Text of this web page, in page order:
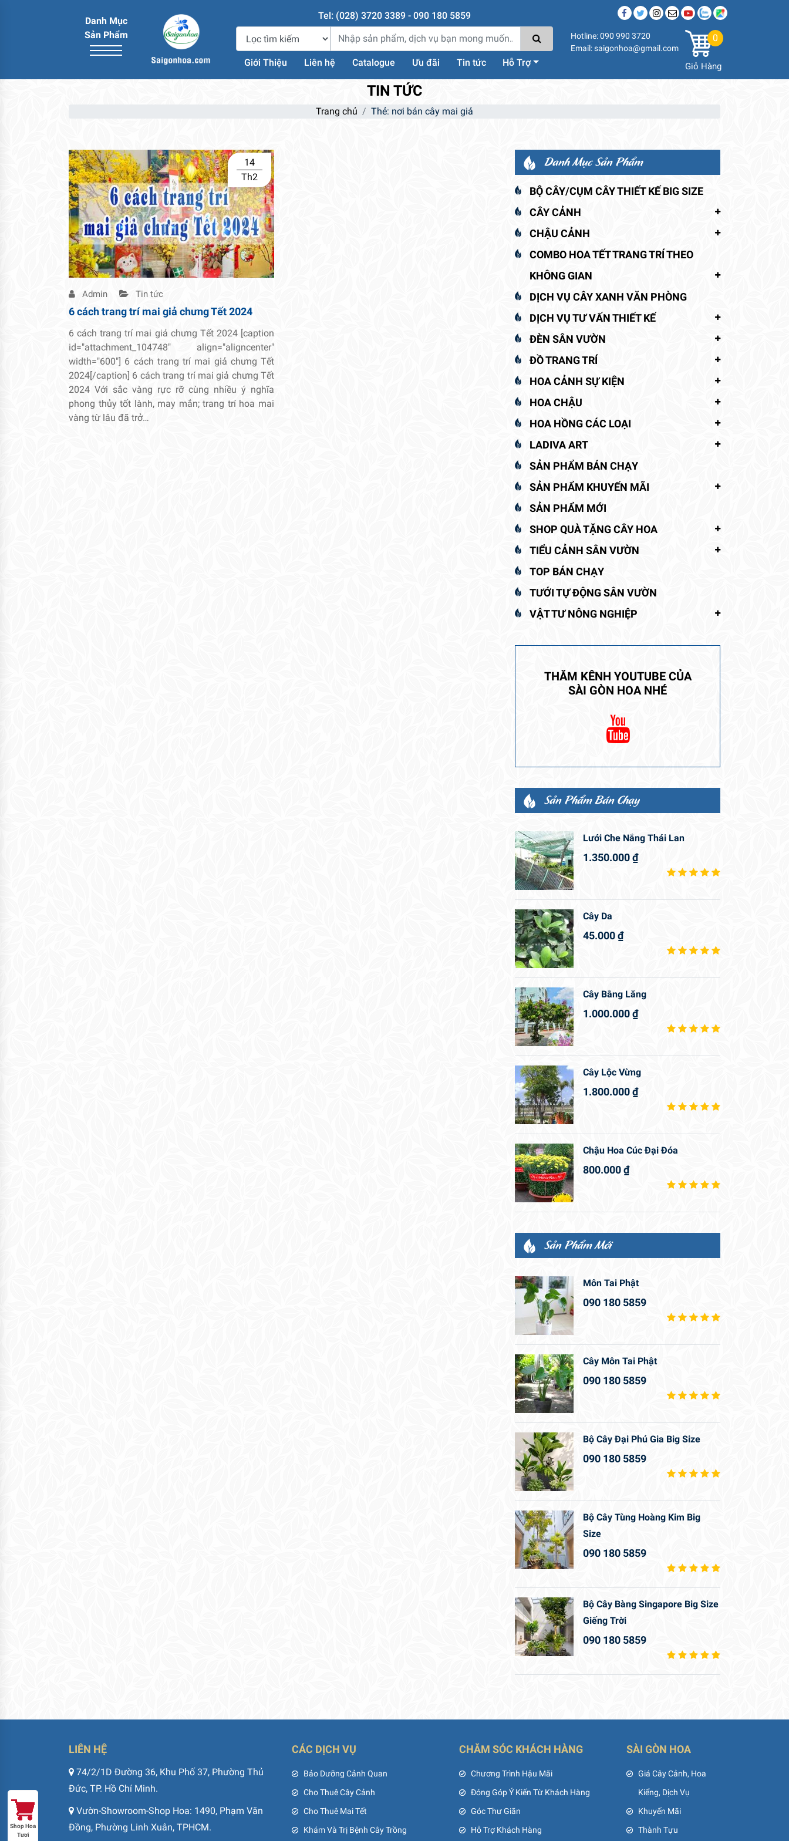
Danh Mục
Sản Phẩm
Tel: (028) 3720 3389 - 090 180 5859
Giới Thiệu Liên hệ Catalogue Ưu đãi Tin tức Hỗ Trợ
Hotline: 090 990 3720
Email: saigonhoa@gmail.com
0
Giỏ Hàng
TIN TỨC
Trang chủ Thẻ: nơi bán cây mai giả
14
Th2
Admin Tin tức
6 cách trang trí mai giả chưng Tết 2024
6 cách trang trí mai giả chưng Tết 2024 [caption
id="attachment_104748" align="aligncenter"
width="600"] 6 cách trang trí mai giả chưng Tết
2024[/caption] 6 cách trang trí mai giả chưng Tết
2024 Với sắc vàng rực rỡ cùng nhiều ý nghĩa
phong thủy tốt lành, may mắn; trang trí hoa mai
vàng từ lâu đã trở…
Danh Mục Sản Phẩm
BỘ CÂY/CỤM CÂY THIẾT KẾ BIG SIZE
CÂY CẢNH
CHẬU CẢNH
COMBO HOA TẾT TRANG TRÍ THEO
KHÔNG GIAN
DỊCH VỤ CÂY XANH VĂN PHÒNG
DỊCH VỤ TƯ VẤN THIẾT KẾ
ĐÈN SÂN VƯỜN
ĐỒ TRANG TRÍ
HOA CẢNH SỰ KIỆN
HOA CHẬU
HOA HỒNG CÁC LOẠI
LADIVA ART
SẢN PHẨM BÁN CHẠY
SẢN PHẨM KHUYẾN MÃI
SẢN PHẨM MỚI
SHOP QUÀ TẶNG CÂY HOA
TIỂU CẢNH SÂN VƯỜN
TOP BÁN CHẠY
TƯỚI TỰ ĐỘNG SÂN VƯỜN
VẬT TƯ NÔNG NGHIỆP
THĂM KÊNH YOUTUBE CỦA
SÀI GÒN HOA NHÉ
Sản Phẩm Bán Chạy
Lưới Che Nắng Thái Lan
1.350.000₫
Cây Da
45.000₫
Cây Bằng Lăng
1.000.000₫
Cây Lộc Vừng
1.800.000₫
Chậu Hoa Cúc Đại Đóa
800.000₫
Sản Phẩm Mới
Môn Tai Phật
090 180 5859
Cây Môn Tai Phật
090 180 5859
Bộ Cây Đại Phú Gia Big Size
090 180 5859
Bộ Cây Tùng Hoàng Kim Big
Size
090 180 5859
Bộ Cây Bàng Singapore Big Size
Giếng Trời
090 180 5859
LIÊN HỆ
74/2/1D Đường 36, Khu Phố 37, Phường Thủ
Đức, TP. Hồ Chí Minh.
Vườn-Showroom-Shop Hoa: 1490, Phạm Văn
Đồng, Phường Linh Xuân, TPHCM.
CÁC DỊCH VỤ
Bảo Dưỡng Cảnh Quan
Cho Thuê Cây Cảnh
Cho Thuê Mai Tết
Khám Và Trị Bệnh Cây Trồng
CHĂM SÓC KHÁCH HÀNG
Chương Trình Hậu Mãi
Đóng Góp Ý Kiến Từ Khách Hàng
Góc Thư Giãn
Hỗ Trợ Khách Hàng
SÀI GÒN HOA
Giá Cây Cảnh, Hoa
Kiểng, Dịch Vụ
Khuyến Mãi
Thành Tựu
Shop Hoa
Tươi